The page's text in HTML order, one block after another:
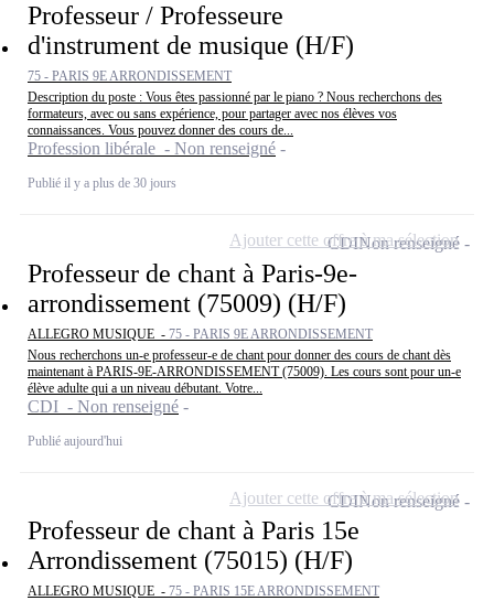
Professeur / Professeure
d'instrument de musique (H/F)
75 - PARIS 9E ARRONDISSEMENT
Description du poste : Vous êtes passionné par le piano ? Nous recherchons des
formateurs, avec ou sans expérience, pour partager avec nos élèves vos
connaissances. Vous pouvez donner des cours de...
Profession libérale - Non renseigné
Publié il y a plus de 30 jours
Professeur de chant à Paris-9e-
arrondissement (75009) (H/F)
ALLEGRO MUSIQUE - 75 - PARIS 9E ARRONDISSEMENT
Nous recherchons un-e professeur-e de chant pour donner des cours de chant dès
maintenant à PARIS-9E-ARRONDISSEMENT (75009). Les cours sont pour un-e
élève adulte qui a un niveau débutant. Votre...
CDI - Non renseigné
Publié aujourd'hui
CDINon renseigné
Ajouter cette offre à ma sélection
Professeur de chant à Paris 15e
Arrondissement (75015) (H/F)
ALLEGRO MUSIQUE - 75 - PARIS 15E ARRONDISSEMENT
CDINon renseigné
Ajouter cette offre à ma sélection